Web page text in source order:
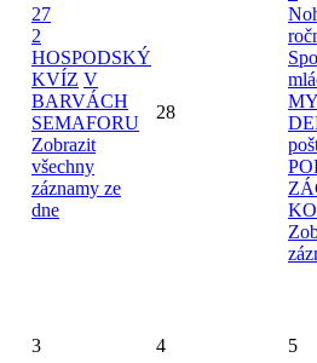
27
2
HOSPODSKÝ
KVÍZ V
BARVÁCH
SEMAFORU
Zobrazit
všechny
záznamy ze
dne
28
3 4 5